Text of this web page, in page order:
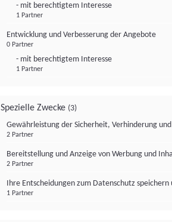
- mit berechtigtem Interesse
1 Partner
Entwicklung und Verbesserung der Angebote
0 Partner
- mit berechtigtem Interesse
1 Partner
Spezielle Zwecke (3)
Gewährleistung der Sicherheit, Verhinderung
2 Partner
Bereitstellung und Anzeige von Werbung und
2 Partner
Ihre Entscheidungen zum Datenschutz
1 Partner